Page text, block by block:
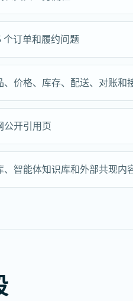
个订单和履约问题
价格、库存、配送、对账和
公开引用页
智能体知识库和外部共现内